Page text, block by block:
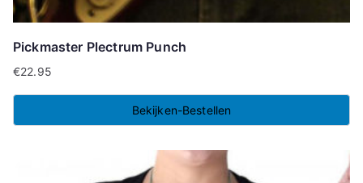
Pickmaster Plectrum Punch
€22.95
Bekijken-Bestellen